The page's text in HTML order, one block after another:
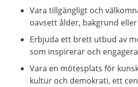
Vara tillgängligt och
oavsett ålder, bakgrund
Erbjuda ett brett utbud av
som inspirerar och
Vara en mötesplats för
kultur och demokrati, ett